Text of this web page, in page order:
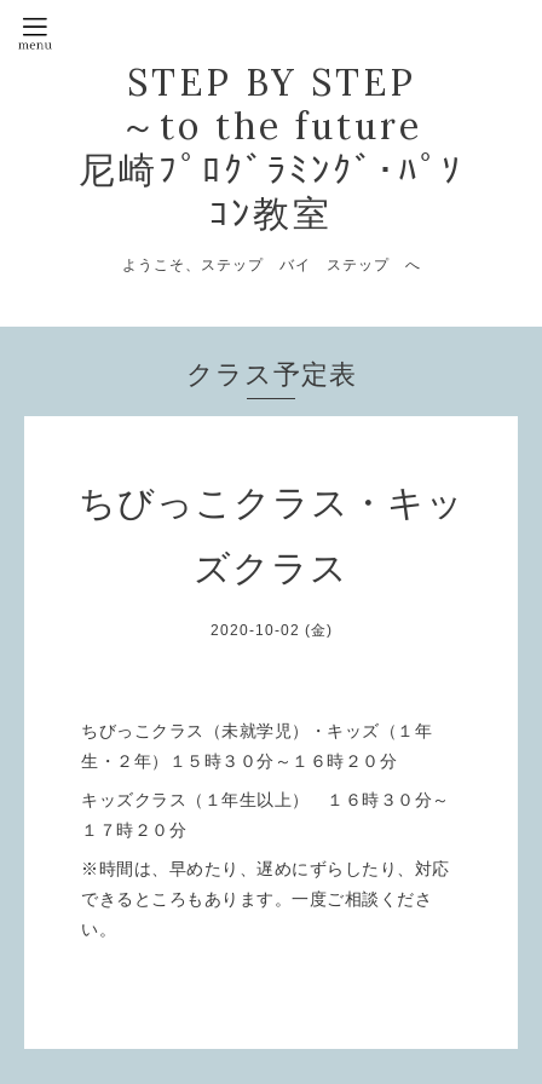
STEP BY STEP
～to the future
尼崎ﾌﾟﾛｸﾞﾗﾐﾝｸﾞ･ﾊﾟｿ
ｺﾝ教室
ようこそ、ステップ バイ ステップ へ
クラス予定表
ちびっこクラス・キッ
ズクラス
2020-10-02 (金)
ちびっこクラス（未就学児）・キッズ（１年
生・２年）１５時３０分～１６時２０分
キッズクラス（１年生以上） １６時３０分～
１７時２０分
※時間は、早めたり、遅めにずらしたり、対応
できるところもあります。一度ご相談くださ
い。